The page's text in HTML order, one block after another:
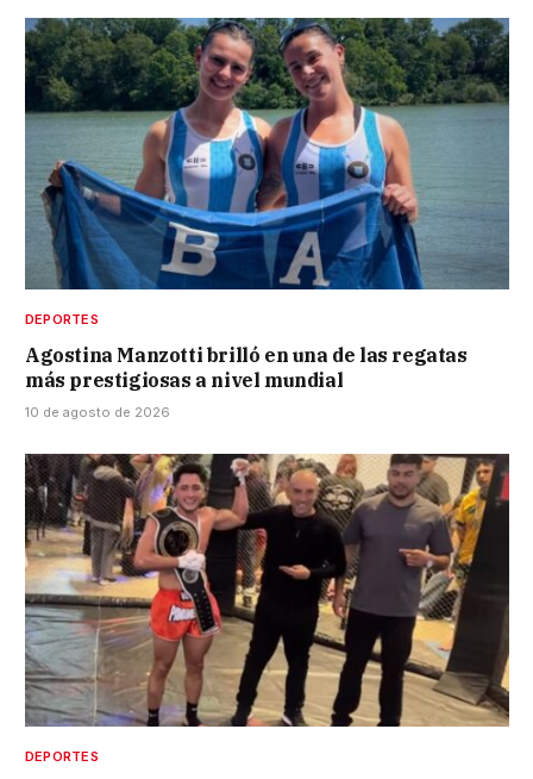
DEPORTES
Agostina Manzotti brilló en una de las regatas
más prestigiosas a nivel mundial
10 de agosto de 2026
DEPORTES